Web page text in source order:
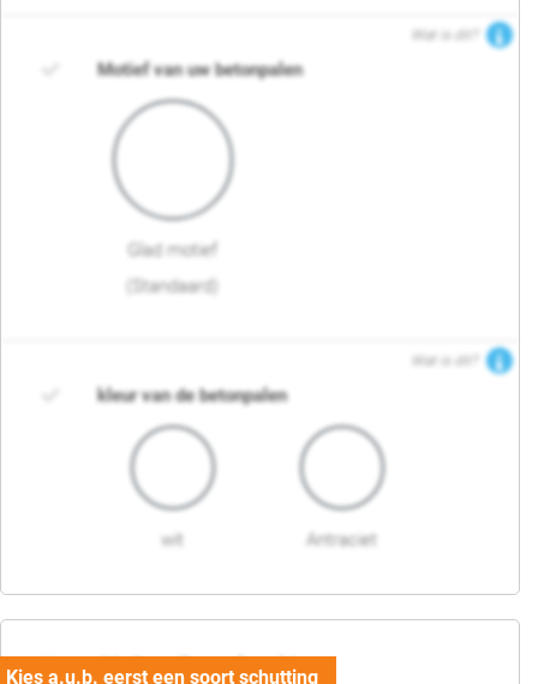
Wat is dit?
Motief van uw betonpalen
Glad motief
(Standaard)
Wat is dit?
kleur van de betonpalen
wit Antraciet
03. Detail en afwerking